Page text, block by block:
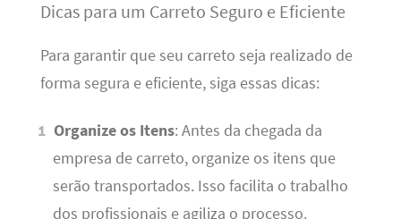
Dicas para um Carreto Seguro e Eficiente
Para garantir que seu carreto seja realizado de
forma segura e eficiente, siga essas dicas:
Organize os Itens: Antes da chegada da
empresa de carreto, organize os itens que
serão transportados. Isso facilita o trabalho
dos profissionais e agiliza o processo.